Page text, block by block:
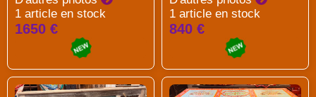
1 article en stock
1650 €
1 article en stock
840 €